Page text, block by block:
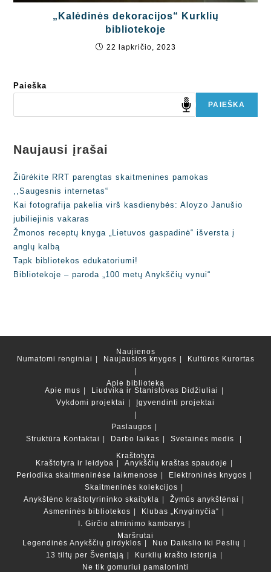
„Kalėdinės dekoracijos“ Kurklių
bibliotekoje
22 lapkričio, 2023
Paieška
PAIEŠKA
Naujausi įrašai
Žiūrėkite RRT parengtas skaitmenines pamokas
,,Saugesnis internetas“
Kai fotografija pakelia virš kasdienybės: Aloyzo Janušio
jubiliejinis vakaras
Žmonos receptų knyga „Lietuvos gaspadinė“ išversta į
anglų kalbą
Tapk bibliotekos edukatoriumi!
Bibliotekoje – paroda „100 metų Anykščių vynui“
Naujienos
Numatomi renginiai
Naujausios knygos Kultūros Kurortas
Apie biblioteką
Apie mus
Liudvika ir Stanislovas Didžiuliai
Vykdomi projektai
Įgyvendinti projektai
Paslaugos
Struktūra Kontaktai Darbo laikas
Svetainės medis
Kraštotyra
Kraštotyra ir leidyba
Anykščių kraštas spaudoje
Periodika skaitmeninėse laikmenose
Elektroninės knygos
Skaitmeninės kolekcijos
Anykštėno kraštotyrininko skaitykla
Žymūs anykštėnai
Asmeninės bibliotekos
Klubas „Knyginyčia“
I. Girčio atminimo kambarys
Maršrutai
Legendinės Anykščių girdyklos
Nuo Daikslio iki Peslių
13 tiltų per Šventąją
Kurklių krašto istorija
Ne tik gomuriui pamaloninti